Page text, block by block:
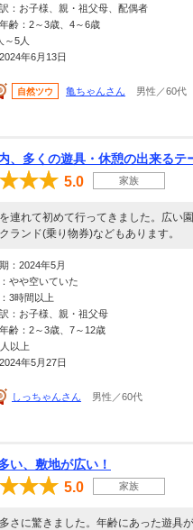
：お子様、親・祖父母、配偶者
齢：2～3歳、4～6歳
～5人
年6月13日
自然ツウ 亀ちゃんさん 男性／60代
、多くの遊具・休憩の出来るテ
5.0 家族
連れて初めて行ってきました。広い
ランド(乗り物券)などもあります。
：2024年5月
やや空いていた
3時間以上
：お子様、親・祖父母
齢：2～3歳、7～12歳
以上
年5月27日
しっちゃんさん 男性／60代
い、敷地が広い！
5.0 家族
さに驚きました。年齢にあった遊具